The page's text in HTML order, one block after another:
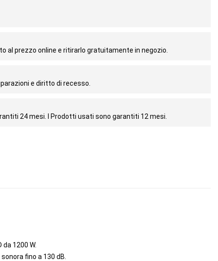
al prezzo online e ritirarlo gratuitamente in negozio.
e diritto di recesso.
24 mesi. I Prodotti usati sono garantiti 12 mesi.
1200 W.
fino a 130 dB.